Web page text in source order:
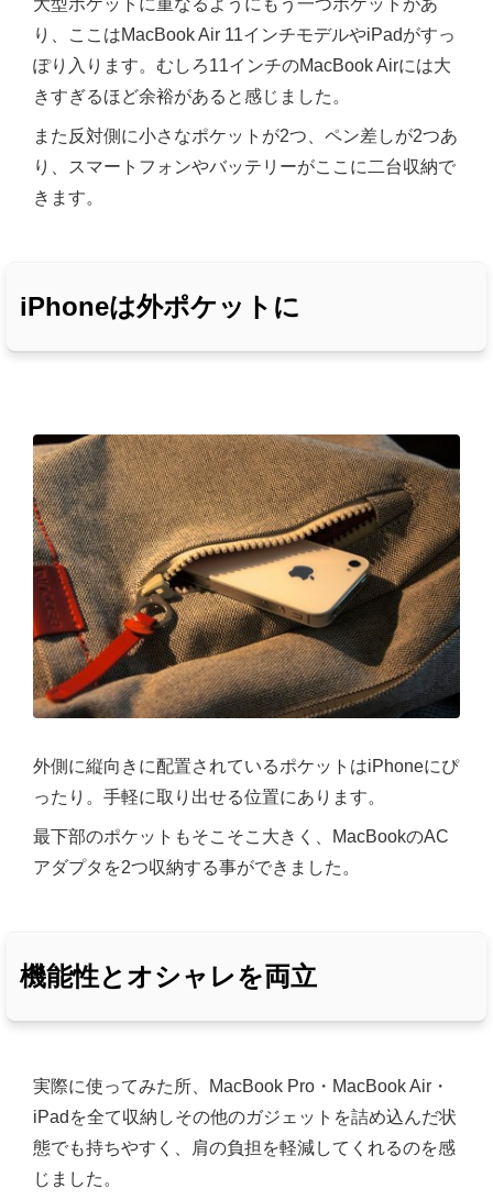
り、ここはMacBook Air 11インチモデルやiPadがすっ
ぽり入ります。むしろ11インチのMacBook Airには大
きすぎるほど余裕があると感じました。
また反対側に小さなポケットが2つ、ペン差しが2つあ
り、スマートフォンやバッテリーがここに二台収納で
きます。
iPhoneは外ポケットに
外側に縦向きに配置されているポケットはiPhoneにぴ
ったり。手軽に取り出せる位置にあります。
最下部のポケットもそこそこ大きく、MacBookのAC
アダプタを2つ収納する事ができました。
機能性とオシャレを両立
実際に使ってみた所、MacBook Pro・MacBook Air・
iPadを全て収納しその他のガジェットを詰め込んだ状
態でも持ちやすく、肩の負担を軽減してくれるのを感
じました。